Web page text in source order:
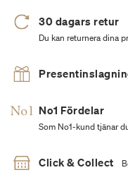
30 dagars retur
Du kan returnera dina
No1 Fördelar
Som No1-kund tjänar
Click & Collect